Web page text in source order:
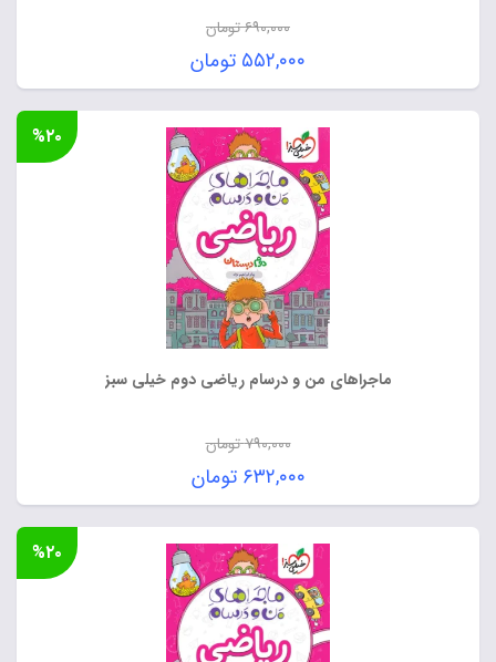
۶۹۰,۰۰۰تومان
قیمت
اصلی:
۶۹۰,۰۰۰ تومان
بود.
۵۵۲,۰۰۰ تومان
قیمت
فعلی:
۵۵۲,۰۰۰ تومان.
ماجراهای من و درسام ریاضی دوم خیلی سبز
۷۹۰,۰۰۰تومان
قیمت
اصلی:
۷۹۰,۰۰۰ تومان
بود.
۶۳۲,۰۰۰ تومان
قیمت
فعلی:
۶۳۲,۰۰۰ تومان.
%۲۰
%۲۰